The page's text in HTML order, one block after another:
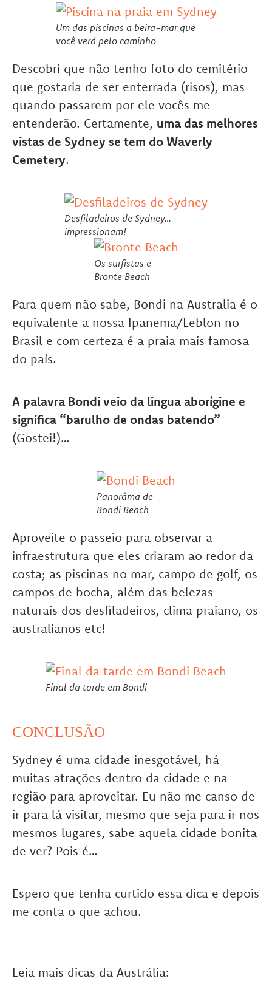
Um das piscinas a beira-mar que
você verá pelo caminho
Descobri que não tenho foto do cemitério
que gostaria de ser enterrada (risos), mas
quando passarem por ele vocês me
entenderão. Certamente, uma das melhores
vistas de Sydney se tem do Waverly
Cemetery.
Desfiladeiros de Sydney…
impressionam!
Os surfistas e
Bronte Beach
Para quem não sabe, Bondi na Australia é o
equivalente a nossa Ipanema/Leblon no
Brasil e com certeza é a praia mais famosa
do país.
A palavra Bondi veio da lingua aborígine e
significa “barulho de ondas batendo”
(Gostei!)…
Panorâma de
Bondi Beach
Aproveite o passeio para observar a
infraestrutura que eles criaram ao redor da
costa; as piscinas no mar, campo de golf, os
campos de bocha, além das belezas
naturais dos desfiladeiros, clima praiano, os
australianos etc!
Final da tarde em Bondi
CONCLUSÃO
Sydney é uma cidade inesgotável, há
muitas atrações dentro da cidade e na
região para aproveitar. Eu não me canso de
ir para lá visitar, mesmo que seja para ir nos
mesmos lugares, sabe aquela cidade bonita
de ver? Pois é…
Espero que tenha curtido essa dica e depois
me conta o que achou.
Leia mais dicas da Austrália: